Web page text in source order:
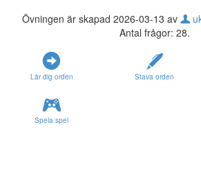
Övningen är skapad 2026-03-13 av
Antal frågor: 28.
Lär dig orden Stava orden
Spela spel